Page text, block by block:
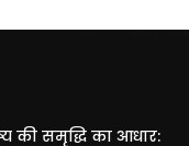
की समृद्धि का आधार: